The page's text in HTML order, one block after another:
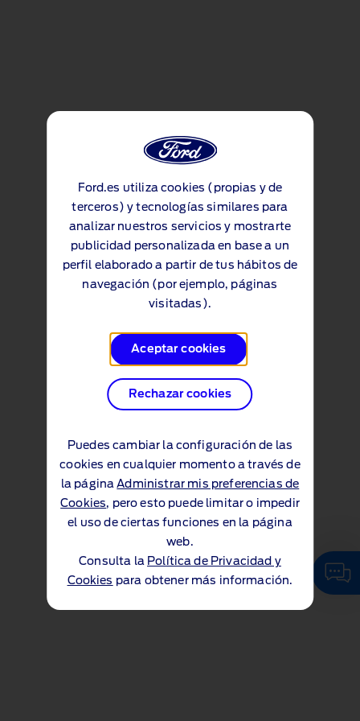
Ford.es utiliza cookies (propias y de
terceros) y tecnologías similares para
analizar nuestros servicios y mostrarte
publicidad personalizada en base a un
perfil elaborado a partir de tus hábitos de
navegación (por ejemplo, páginas
visitadas).
Aceptar cookies
Rechazar cookies
Puedes cambiar la configuración de las
cookies en cualquier momento a través de
la páginaAdministrar mis preferencias de
Cookies, pero esto puede limitar o impedir
el uso de ciertas funciones en la página
web.
Consulta la Política de Privacidad y
Cookies para obtener más información.